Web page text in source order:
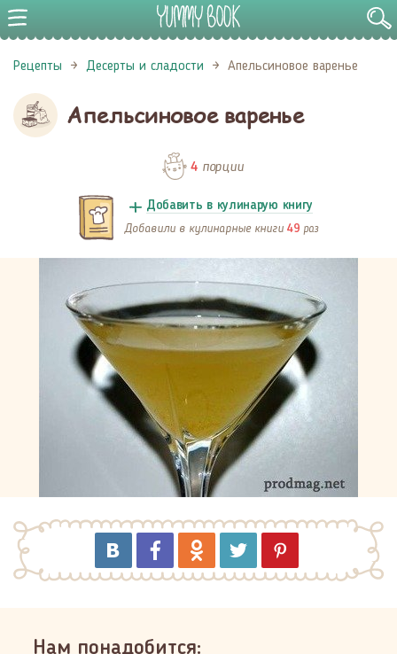
Рецепты Десерты и сладости Апельсиновое варенье
Апельсиновое варенье
4порции
Добавить в кулинарую книгу
Добавили в кулинарные книги 49 раз
Нам понадобится: